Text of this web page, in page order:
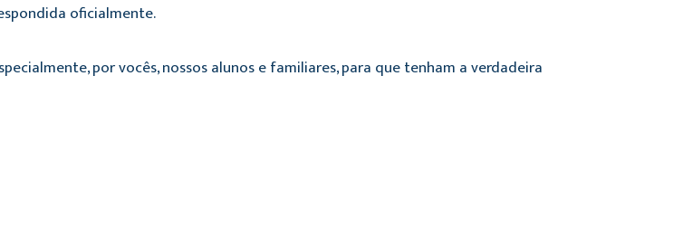
oficialmente.
por vocês, nossos alunos e familiares, para que tenham a verdadeira